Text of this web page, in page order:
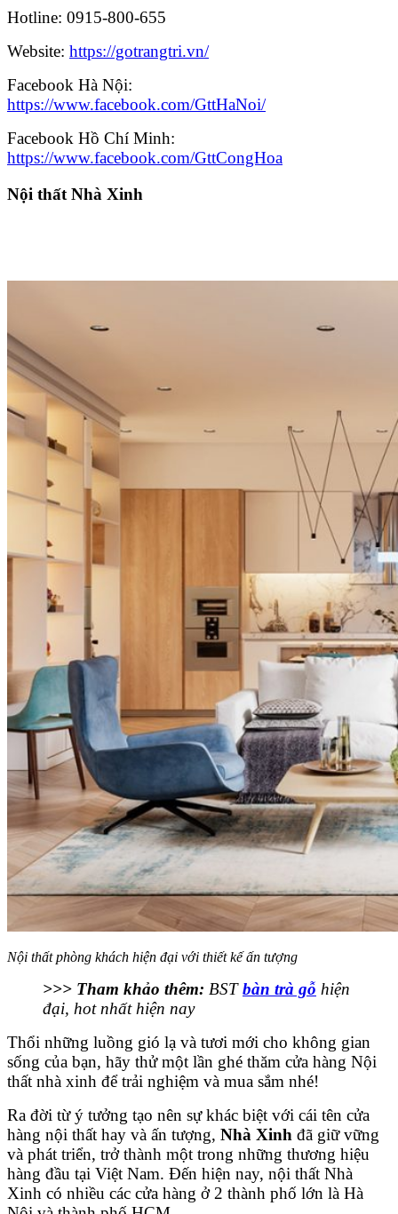
Hotline: 0915-800-655
Website: https://gotrangtri.vn/
Facebook Hà Nội:
https://www.facebook.com/GttHaNoi/
Facebook Hồ Chí Minh:
https://www.facebook.com/GttCongHoa
Nội thất Nhà Xinh
Nội thất phòng khách hiện đại với thiết kế ấn tượng
>>> Tham khảo thêm: BSTbàn trà gỗ hiện
đại, hot nhất hiện nay
Thổi những luồng gió lạ và tươi mới cho không gian
sống của bạn, hãy thử một lần ghé thăm cửa hàng Nội
thất nhà xinh để trải nghiệm và mua sắm nhé!
Ra đời từ ý tưởng tạo nên sự khác biệt với cái tên cửa
hàng nội thất hay và ấn tượng, Nhà Xinh đã giữ vững
và phát triển, trở thành một trong những thương hiệu
hàng đầu tại Việt Nam. Đến hiện nay, nội thất Nhà
Xinh có nhiều các cửa hàng ở 2 thành phố lớn là Hà